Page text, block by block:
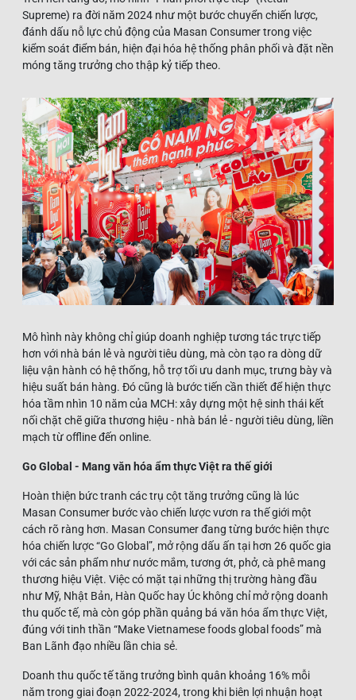
Supreme) ra đời năm 2024 như một bước chuyển chiến lược,
đánh dấu nỗ lực chủ động của Masan Consumer trong việc
kiểm soát điểm bán, hiện đại hóa hệ thống phân phối và đặt nền
móng tăng trưởng cho thập kỷ tiếp theo.
Mô hình này không chỉ giúp doanh nghiệp tương tác trực tiếp
hơn với nhà bán lẻ và người tiêu dùng, mà còn tạo ra dòng dữ
liệu vận hành có hệ thống, hỗ trợ tối ưu danh mục, trưng bày và
hiệu suất bán hàng. Đó cũng là bước tiến cần thiết để hiện thực
hóa tầm nhìn 10 năm của MCH: xây dựng một hệ sinh thái kết
nối chặt chẽ giữa thương hiệu - nhà bán lẻ - người tiêu dùng, liền
mạch từ offline đến online.
Go Global - Mang văn hóa ẩm thực Việt ra thế giới
Hoàn thiện bức tranh các trụ cột tăng trưởng cũng là lúc
Masan Consumer bước vào chiến lược vươn ra thế giới một
cách rõ ràng hơn. Masan Consumer đang từng bước hiện thực
hóa chiến lược “Go Global”, mở rộng dấu ấn tại hơn 26 quốc gia
với các sản phẩm như nước mắm, tương ớt, phở, cà phê mang
thương hiệu Việt. Việc có mặt tại những thị trường hàng đầu
như Mỹ, Nhật Bản, Hàn Quốc hay Úc không chỉ mở rộng doanh
thu quốc tế, mà còn góp phần quảng bá văn hóa ẩm thực Việt,
đúng với tinh thần “Make Vietnamese foods global foods” mà
Ban Lãnh đạo nhiều lần chia sẻ.
Doanh thu quốc tế tăng trưởng bình quân khoảng 16% mỗi
năm trong giai đoạn 2022-2024, trong khi biên lợi nhuận hoạt